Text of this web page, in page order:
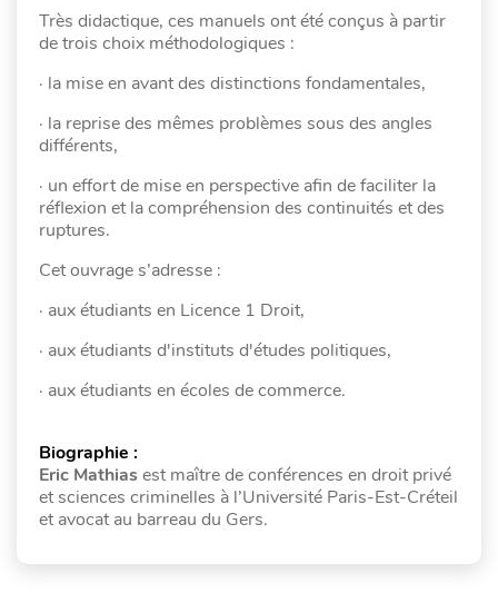
Très didactique, ces manuels ont été conçus à partir
de trois choix méthodologiques :
· la mise en avant des distinctions fondamentales,
· la reprise des mêmes problèmes sous des angles
différents,
· un effort de mise en perspective afin de faciliter la
réflexion et la compréhension des continuités et des
ruptures.
Cet ouvrage s’adresse :
· aux étudiants en Licence 1 Droit,
· aux étudiants d'instituts d'études politiques,
· aux étudiants en écoles de commerce.
Biographie :
Eric Mathias est maître de conférences en droit privé
et sciences criminelles à l’Université Paris-Est-Créteil
et avocat au barreau du Gers.